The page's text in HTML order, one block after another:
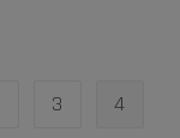
3 4